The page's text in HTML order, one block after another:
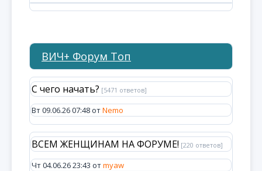
ВИЧ+ Форум Топ
С чего начать? [5471 ответов]
Вт 09.06.26 07:48 отNemo
ВСЕМ ЖЕНЩИНАМ НА ФОРУМЕ! [220 ответов]
Чт 04.06.26 23:43 отmyaw